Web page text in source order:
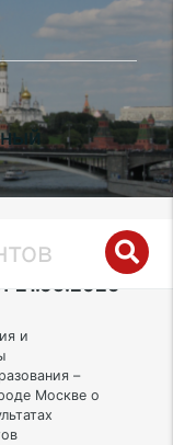
21.05.2026
и
–
Москве о